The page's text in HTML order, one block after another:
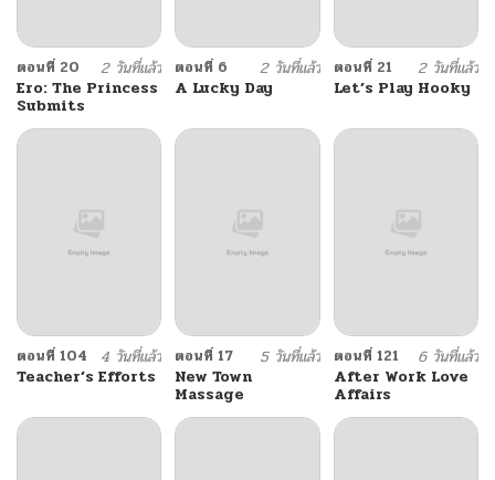
ตอนที่ 20
2 วันที่แล้ว
Ero: The Princess
Submits
ตอนที่ 6
2 วันที่แล้ว
A Lucky Day
ตอนที่ 21
2 วันที่แล้ว
Let’s Play Hooky
ตอนที่ 104
4 วันที่แล้ว
Teacher’s Efforts
ตอนที่ 17
5 วันที่แล้ว
New Town
Massage
ตอนที่ 121
6 วันที่แล้ว
After Work Love
Affairs